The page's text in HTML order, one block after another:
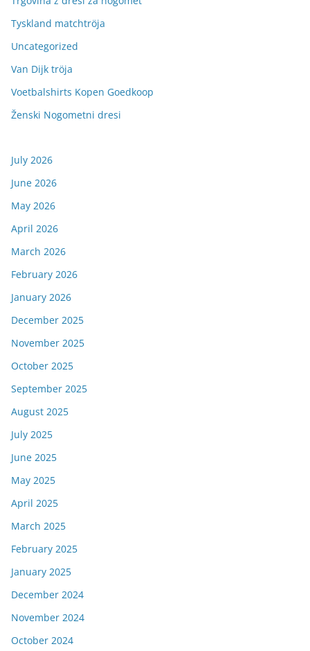
Tyskland matchtröja
Uncategorized
Van Dijk tröja
Voetbalshirts Kopen Goedkoop
Ženski Nogometni dresi
July 2026
June 2026
May 2026
April 2026
March 2026
February 2026
January 2026
December 2025
November 2025
October 2025
September 2025
August 2025
July 2025
June 2025
May 2025
April 2025
March 2025
February 2025
January 2025
December 2024
November 2024
October 2024